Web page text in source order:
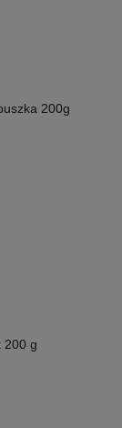
200g
200 g